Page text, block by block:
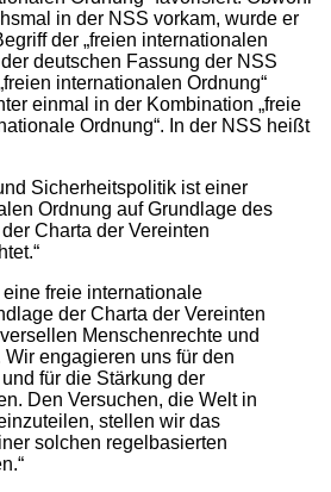
in der NSS vorkam, wurde er
der „freien internationalen
deutschen Fassung der NSS
internationalen Ordnung“
einmal in der Kombination „freie
Ordnung“. In der NSS heißt
Sicherheitspolitik ist einer
Ordnung auf Grundlage des
Charta der Vereinten
eine freie internationale
der Charta der Vereinten
Menschenrechte und
engagieren uns für den
für die Stärkung der
Den Versuchen, die Welt in
stellen wir das
solchen regelbasierten